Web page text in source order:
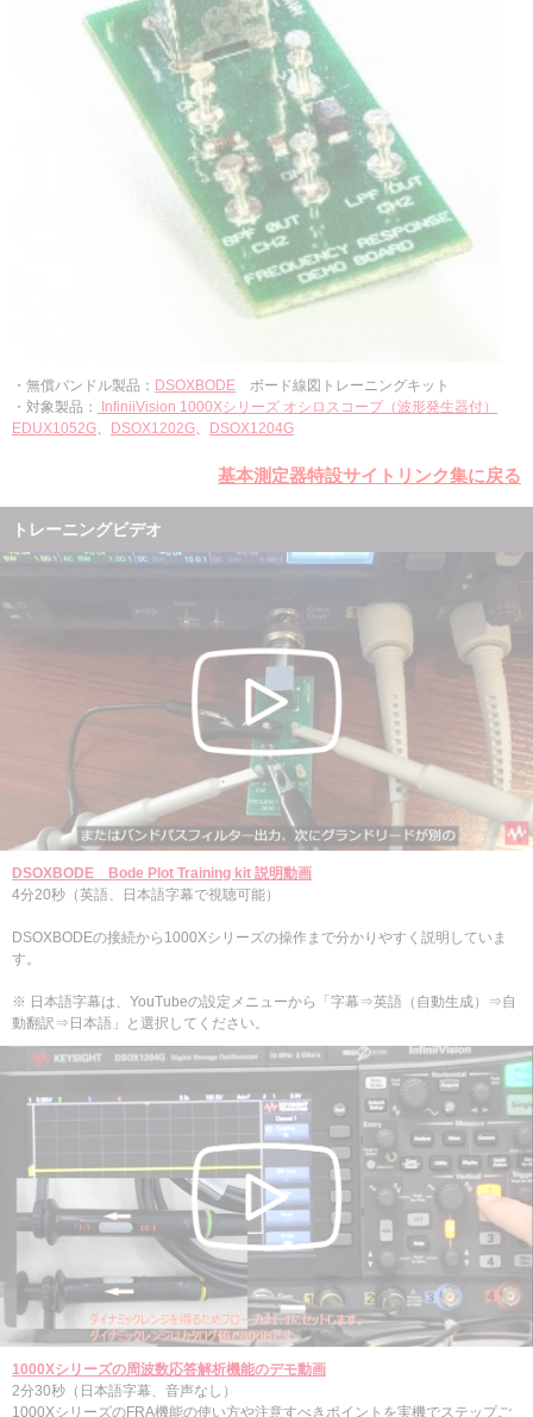
・無償バンドル製品： DSOXBODE ボード線図トレーニングキット
・対象製品：
InfiniiVision 1000Xシリーズ オシロスコープ（波形発生器付）
EDUX1052G
DSOX1202G DSOX1204G
基本測定器特設サイトリンク集に戻る
トレーニングビデオ
DSOXBODE Bode Plot Training kit 説明動画
4分20秒（英語、日本語字幕で視聴可能）
DSOXBODEの接続から1000Xシリーズの操作まで分かりやすく説明していま
す。
※ 日本語字幕は、YouTubeの設定メニューから「字幕⇒英語（自動生成）⇒自
動翻訳⇒日本語」と選択してください。
1000Xシリーズの周波数応答解析機能のデモ動画
2分30秒（日本語字幕、音声なし）
1000XシリーズのFRA機能の使い方や注意すべきポイントを実機でステップご